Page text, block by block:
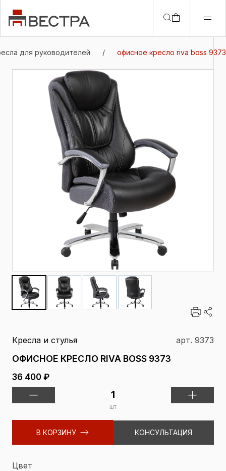
для руководителей / офисное кресло riva boss 9373
Кресла и стулья арт. 9373
ОФИСНОЕ КРЕСЛО RIVA BOSS 9373
36 400 ₽
шт
В КОРЗИНУ КОНСУЛЬТАЦИЯ
Цвет